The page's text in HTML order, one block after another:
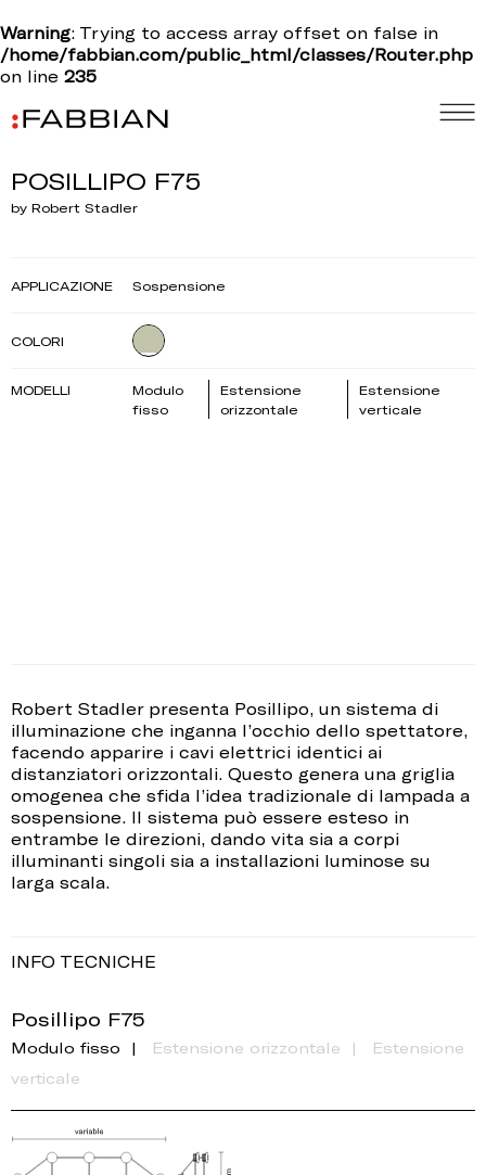
Warning: Trying to access array offset on false in
/home/fabbian.com/public_html/classes/Router.php
on line 235
POSILLIPO F75
by Robert Stadler
APPLICAZIONE Sospensione
COLORI
MODELLI
Modulo
fisso
Estensione
orizzontale
Estensione
verticale
Robert Stadler presenta Posillipo, un sistema di
illuminazione che inganna l’occhio dello spettatore,
facendo apparire i cavi elettrici identici ai
distanziatori orizzontali. Questo genera una griglia
omogenea che sfida l’idea tradizionale di lampada a
sospensione. Il sistema può essere esteso in
entrambe le direzioni, dando vita sia a corpi
illuminanti singoli sia a installazioni luminose su
larga scala.
INFO TECNICHE
Posillipo F75
Modulo fisso Estensione orizzontale
Estensione
verticale